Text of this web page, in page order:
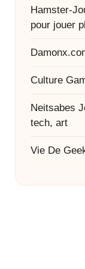
Hamster-
pour jouer
Culture
Neitsabes
tech, art
Vie De